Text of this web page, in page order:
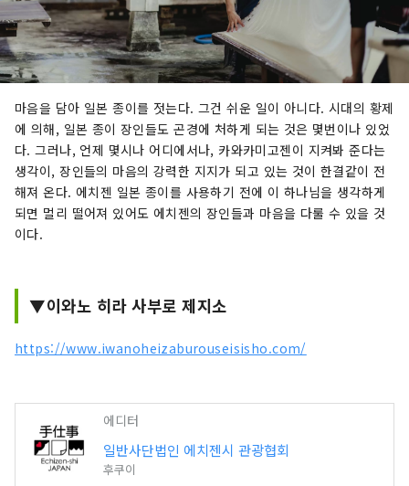
마음을 담아 일본 종이를 젓는다. 그건 쉬운 일이 아니다. 시대의 황제
에 의해, 일본 종이 장인들도 곤경에 처하게 되는 것은 몇번이나 있었
다. 그러나, 언제 몇시나 어디에서나, 카와카미고젠이 지켜봐 준다는
생각이, 장인들의 마음의 강력한 지지가 되고 있는 것이 한결같이 전
해져 온다. 에치젠 일본 종이를 사용하기 전에 이 하나님을 생각하게
되면 멀리 떨어져 있어도 에치젠의 장인들과 마음을 다룰 수 있을 것
이다.
▼이와노 히라 사부로 제지소
https://www.iwanoheizaburouseisisho.com/
에디터
일반사단법인 에치젠시 관광협회
후쿠이